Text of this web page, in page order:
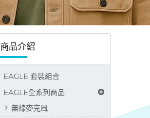
商品介紹
EAGLE 套裝組合
EAGLE全系列商品
無線麥克風